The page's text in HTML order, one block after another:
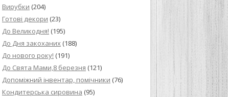
Вирубки (204)
Готові декори (23)
До Великодня! (195)
До Дня закоханих (188)
До нового року! (191)
До Свята Мами,8 березня (121)
Допоміжний інвентар, помічники (76)
Кондитерська сировина (95)